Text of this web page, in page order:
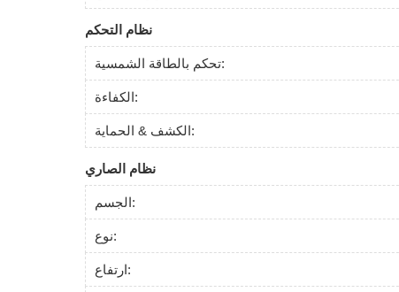
نظام التحكم
تحكم بالطاقة الشمسية:
الكفاءة:
الكشف & الحماية:
نظام الصاري
الجسم:
نوع:
ارتفاع: